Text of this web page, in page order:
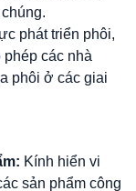
phát triển phôi,
phép các nhà
phôi ở các giai
Kính hiển vi
sản phẩm công